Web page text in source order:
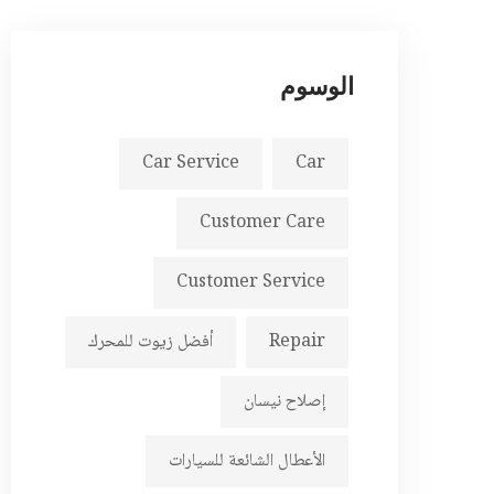
الوسوم
Car
Car Service
Customer Care
Customer Service
Repair
أفضل زيوت للمحرك
إصلاح نيسان
الأعطال الشائعة للسيارات